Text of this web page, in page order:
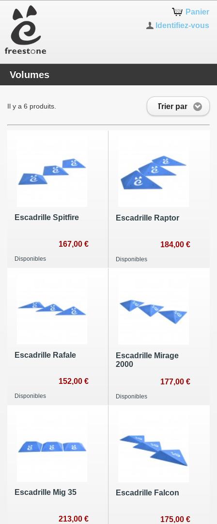
Panier
Identifiez-vous
Volumes
Trier par
Il y a 6 produits.
Escadrille Spitfire
167,00 €
Disponibles
Escadrille Raptor
184,00 €
Disponibles
Escadrille Rafale
152,00 €
Disponibles
Escadrille Mirage
2000
177,00 €
Disponibles
Escadrille Mig 35
213,00 €
Escadrille Falcon
175,00 €